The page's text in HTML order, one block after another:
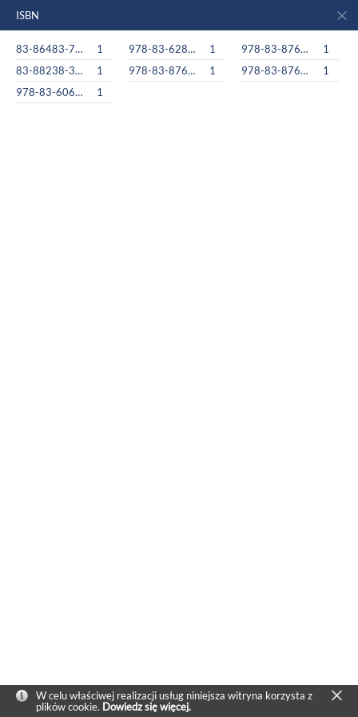
ISBN
83-86483-78-4
1
83-88238-39-6
1
978-83-60660-99-7
1
978-83-62830-01-5
1
978-83-87647-72-8
1
978-83-87647-84-1
1
978-83-87647-91-9
1
W celu właściwej realizacji usług niniejsza witryna korzysta z
plików cookie. Dowiedz się więcej.